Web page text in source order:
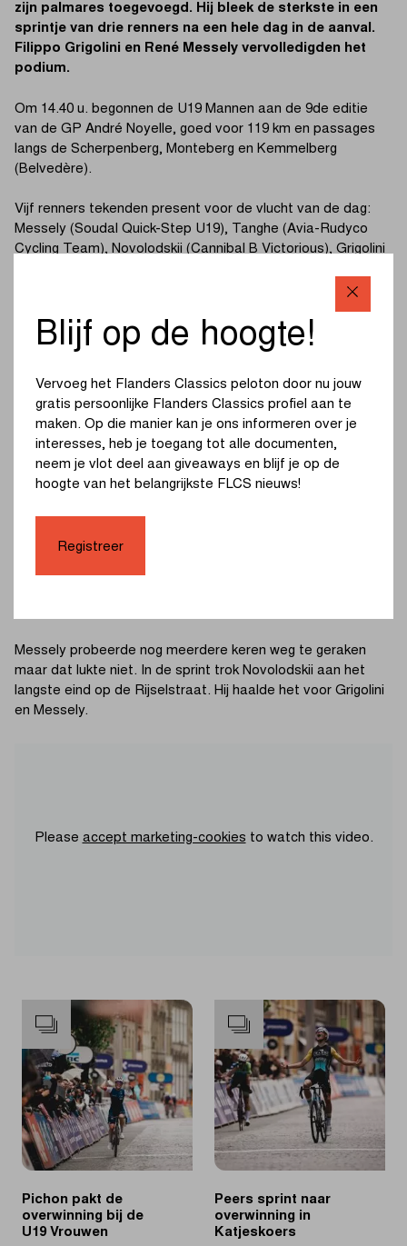
zijn palmares toegevoegd. Hij bleek de sterkste in een
sprintje van drie renners na een hele dag in de aanval.
Filippo Grigolini en René Messely vervolledigden het
podium.
Om 14.40 u. begonnen de U19 Mannen aan de 9de editie
van de GP André Noyelle, goed voor 119 km en passages
langs de Scherpenberg, Monteberg en Kemmelberg
(Belvedère).
Vijf renners tekenden present voor de vlucht van de dag:
Messely (Soudal Quick-Step U19), Tanghe (Avia-Rudyco
Cycling Team), Novolodskii (Cannibal B Victorious), Grigolini
Keppens (Jegg – Skil – DJR) en Delanghe (Van Moer
Kemmelberg (Belvedère). Even later maakten ook Botha
(Mix Hot Tubes Ineos Development), Bral (Wielerclub
“Onder ons Parike” vzw) en Linde (Cannibal B Victorious) de
sprong naar het duo, waarna ze met vijf de achtervolging
inzetten op de kopgroep.
Novolodskii en Messely lieten hun medevluchters achter op
Messely probeerde nog meerdere keren weg te geraken
maar dat lukte niet. In de sprint trok Novolodskii aan het
langste eind op de Rijselstraat. Hij haalde het voor Grigolini
en Messely.
Please accept marketing-cookies to watch this video.
Pichon pakt de
overwinning bij de
U19 Vrouwen
Peers sprint naar
overwinning in
Katjeskoers
Blijf op de hoogte!
Vervoeg het Flanders Classics peloton door nu jouw
gratis persoonlijke Flanders Classics profiel aan te
maken. Op die manier kan je ons informeren over je
interesses, heb je toegang tot alle documenten,
neem je vlot deel aan giveaways en blijf je op de
hoogte van het belangrijkste FLCS nieuws!
Registreer